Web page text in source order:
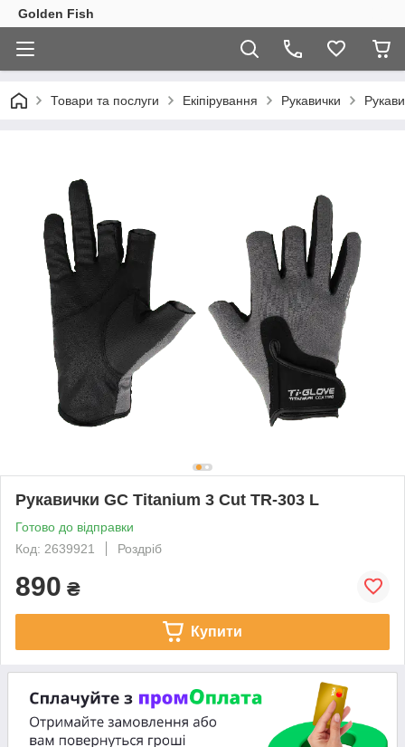
Golden Fish
Товари та послуги Екіпірування Рукавички
Рукавички GC Titanium 3 Cut TR-303 L
Готово до відправки
Код: 2639921
Роздріб
890 ₴
Купити